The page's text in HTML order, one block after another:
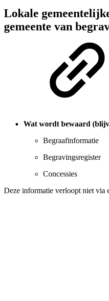
Lokale
gemeente van
Wat wordt bewaard
Begraafinformatie
Begravingsregister
Concessies
Deze informatie verloopt niet via